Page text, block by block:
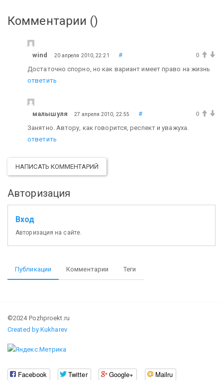
Комментарии ()
wind 20 апреля 2010, 22:21 #
0
Достаточно спорно, но как вариант имеет право на жизнь
ответить
мaлышyля 27 апреля 2010, 22:55 #
0
Занятно. Автору, как говорится, респект и уважуха.
ответить
НАПИСАТЬ КОММЕНТАРИЙ
Авторизация
Вход
Авторизация на сайте.
Публикации Комментарии Теги
©2024 Pozhproekt.ru
Created by Kukharev
Facebook Twitter Google+ Mailru